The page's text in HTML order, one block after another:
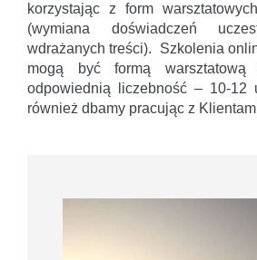
korzystając z form
(wymiana doświadczeń
wdrażanych treści). Szkolenia
mogą być formą
odpowiednią liczebność – 10-12
również dbamy pracując z